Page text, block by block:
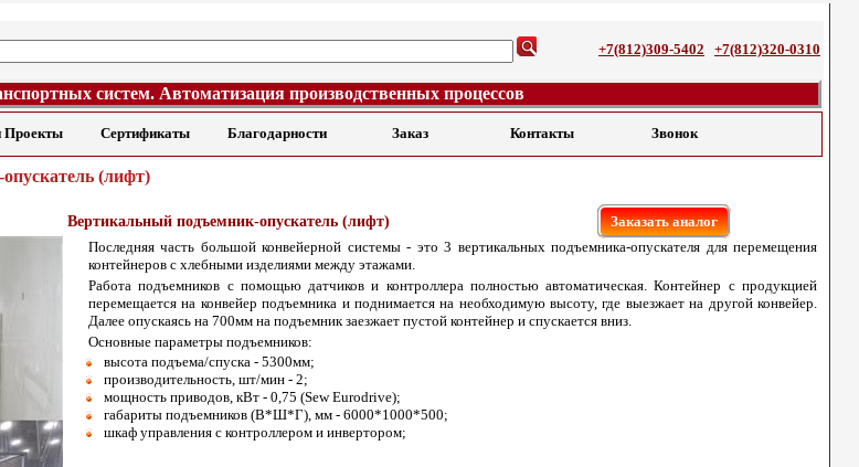
+7(812)309-5402 +7(812)320-0310
систем. Автоматизация производственных процессов
Сертификаты Благодарности Заказ Контакты Звонок
(лифт)
Вертикальный подъемник-опускатель (лифт) Заказать аналог
Последняя часть большой конвейерной системы - это 3 вертикальных подъемника-опускателя для перемещения
контейнеров с хлебными изделиями между этажами.
Работа подъемников с помощью датчиков и контроллера полностью автоматическая. Контейнер с продукцией
перемещается на конвейер подъемника и поднимается на необходимую высоту, где выезжает на другой конвейер.
Далее опускаясь на 700мм на подъемник заезжает пустой контейнер и спускается вниз.
Основные параметры подъемников:
высота подъема/спуска - 5300мм;
производительность, шт/мин - 2;
мощность приводов, кВт - 0,75 (Sew Eurodrive);
габариты подъемников (В*Ш*Г), мм - 6000*1000*500;
шкаф управления с контроллером и инвертором;